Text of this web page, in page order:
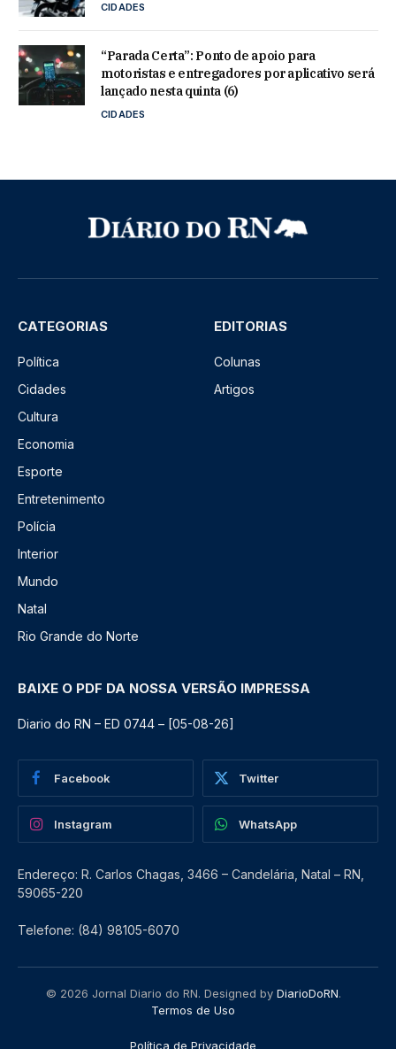
CIDADES
“Parada Certa”: Ponto de apoio para
motoristas e entregadores por aplicativo será
lançado nesta quinta (6)
CIDADES
CATEGORIAS
Política
Cidades
Cultura
Economia
Esporte
Entretenimento
Polícia
Interior
Mundo
Natal
Rio Grande do Norte
EDITORIAS
Colunas
Artigos
BAIXE O PDF DA NOSSA VERSÃO IMPRESSA
Diario do RN – ED 0744 – [05-08-26]
Facebook Twitter
Instagram WhatsApp
Endereço: R. Carlos Chagas, 3466 – Candelária, Natal – RN,
59065-220
Telefone: (84) 98105-6070
© 2026 Jornal Diario do RN. Designed by DiarioDoRN.
Termos de Uso
Política de Privacidade